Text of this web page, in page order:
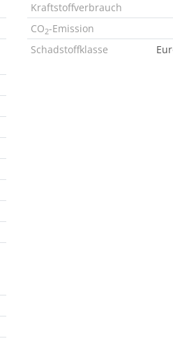
Kraftstoffverbrauch
CO2-Emission
Schadstoffklasse